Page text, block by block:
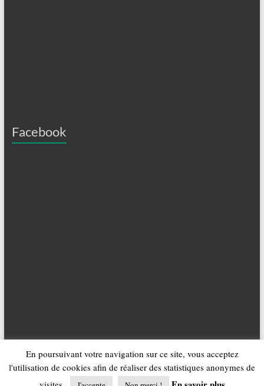
Facebook
Copyright © 2026Tennis Club des Deux Tours (TC2T). All rights reserved.
ThemeSpaciousby ThemeGrill. Powered by:WordPress.
Mentions Légales
Politique de confidentialité Administration
En poursuivant votre navigation sur ce site, vous acceptez
l'utilisation de cookies afin de réaliser des statistiques anonymes de